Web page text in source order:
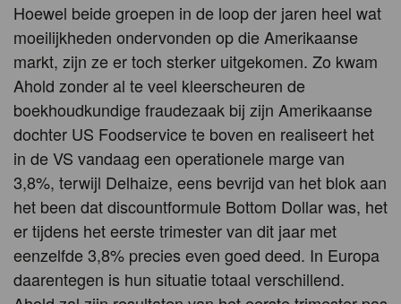
Hoewel beide groepen in de loop der jaren heel wat
moeilijkheden ondervonden op die Amerikaanse
markt, zijn ze er toch sterker uitgekomen. Zo kwam
Ahold zonder al te veel kleerscheuren de
boekhoudkundige fraudezaak bij zijn Amerikaanse
dochter US Foodservice te boven en realiseert het
in de VS vandaag een operationele marge van
3,8%, terwijl Delhaize, eens bevrijd van het blok aan
het been dat discountformule Bottom Dollar was, het
er tijdens het eerste trimester van dit jaar met
eenzelfde 3,8% precies even goed deed. In Europa
daarentegen is hun situatie totaal verschillend.